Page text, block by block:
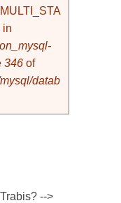
in
346 of
datab
-->